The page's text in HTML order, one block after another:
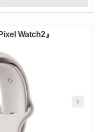
Watch2』